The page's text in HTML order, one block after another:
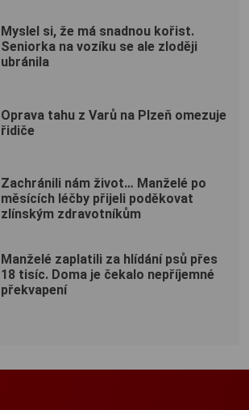
Myslel si, že má snadnou kořist.
Seniorka na vozíku se ale zloději
ubránila
Oprava tahu z Varů na Plzeň omezuje
řidiče
Zachránili nám život… Manželé po
měsících léčby přijeli poděkovat
zlínským zdravotníkům
Manželé zaplatili za hlídání psů přes
18 tisíc. Doma je čekalo nepříjemné
překvapení